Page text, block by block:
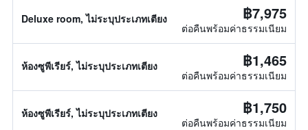
Deluxe room, ไม่ระบุประเภทเตียง ฿7,975
ต่อคืนพร้อมค่าธรรมเนียม
ห้องซูพีเรียร์, ไม่ระบุประเภทเตียง ฿1,465
ต่อคืนพร้อมค่าธรรมเนียม
ห้องซูพีเรียร์, ไม่ระบุประเภทเตียง ฿1,750
ต่อคืนพร้อมค่าธรรมเนียม